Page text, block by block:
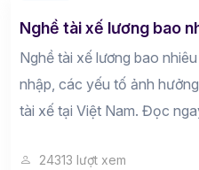
Nghề tài xế lương bao
Nghề tài xế lương bao
nhập, các yếu tố ảnh
tài xế tại Việt Nam. Đọc
24313 lượt xem